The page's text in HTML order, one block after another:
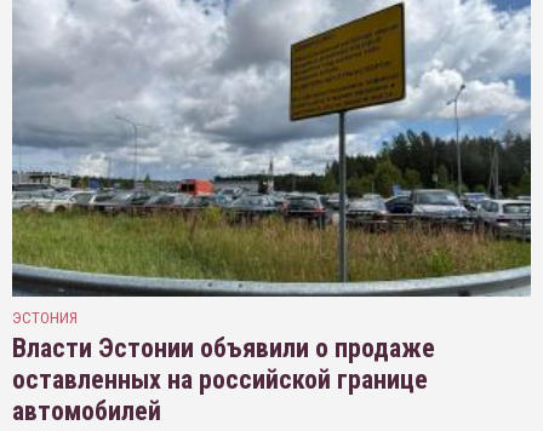
ЭСТОНИЯ
Власти Эстонии объявили о продаже
оставленных на российской границе
автомобилей